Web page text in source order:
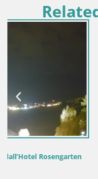
Croazia / Regione della
Webcam Porto di